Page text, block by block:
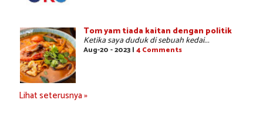
Tom yam tiada kaitan dengan politik
Ketika saya duduk di sebuah kedai...
Aug-20 - 2023 | 4 Comments
Lihat seterusnya »